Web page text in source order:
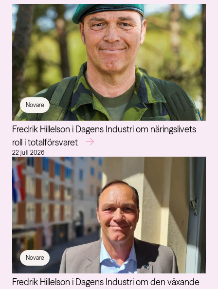
Novare
Fredrik Hillelson i Dagens Industri om näringslivets
roll i totalförsvaret
22 juli 2026
Novare
Fredrik Hillelson i Dagens Industri om den växande